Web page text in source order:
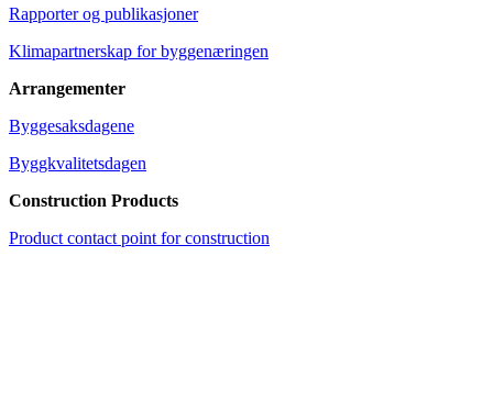
Rapporter og publikasjoner
Klimapartnerskap for byggenæringen
Arrangementer
Byggesaksdagene
Byggkvalitetsdagen
Construction Products
Product contact point for construction